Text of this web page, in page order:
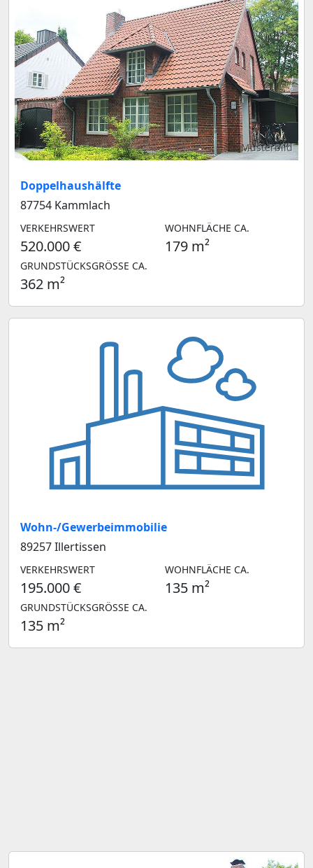
Musterbild
Doppelhaushälfte
87754 Kammlach
VERKEHRSWERT
520.000 €
WOHNFLÄCHE CA.
179 m²
GRUNDSTÜCKSGRÖSSE CA.
362 m²
Wohn-/Gewerbeimmobilie
89257 Illertissen
VERKEHRSWERT
195.000 €
WOHNFLÄCHE CA.
135 m²
GRUNDSTÜCKSGRÖSSE CA.
135 m²